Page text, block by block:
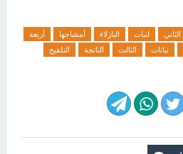
الثاني لنبات البازلاء أمشاجها
أربعة
نباتات الثالث الناتجة
التلقيح